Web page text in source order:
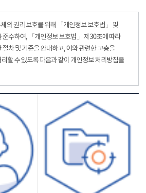
의 권리 보호를 위해 「개인정보 보호법」 및
준수하여, 「개인정보 보호법」 제30조에 따라
절차 및 기준을 안내하고, 이와 관련한 고충을
할 수 있도록 다음과 같이 개인정보 처리방침을